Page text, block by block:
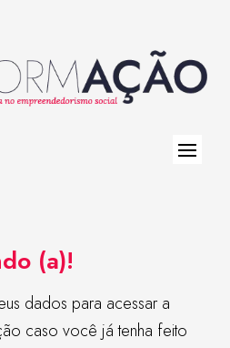
(a)!
dados para acessar a
caso você já tenha feito